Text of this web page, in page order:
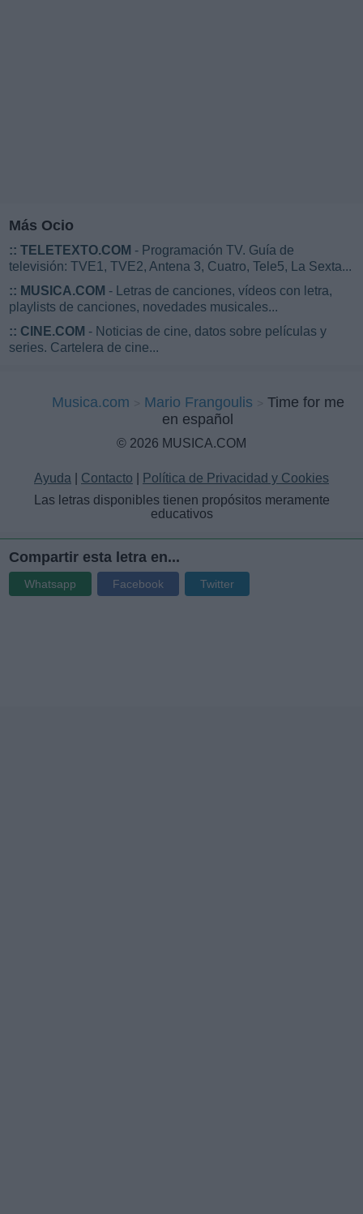
Más Ocio
:: TELETEXTO.COM - Programación TV. Guía de
televisión: TVE1, TVE2, Antena 3, Cuatro, Tele5, La Sexta...
:: MUSICA.COM - Letras de canciones, vídeos con letra,
playlists de canciones, novedades musicales...
:: CINE.COM - Noticias de cine, datos sobre películas y
series. Cartelera de cine...
Musica.com Mario Frangoulis
Time for me
en español
© 2026 MUSICA.COM
Ayuda Contacto
Política de Privacidad y Cookies
Las letras disponibles tienen propósitos meramente
educativos
Compartir esta letra en...
Whatsapp Facebook Twitter